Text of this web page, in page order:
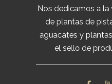
Nos dedicamos a
de plantas de
aguacates y
el sello de